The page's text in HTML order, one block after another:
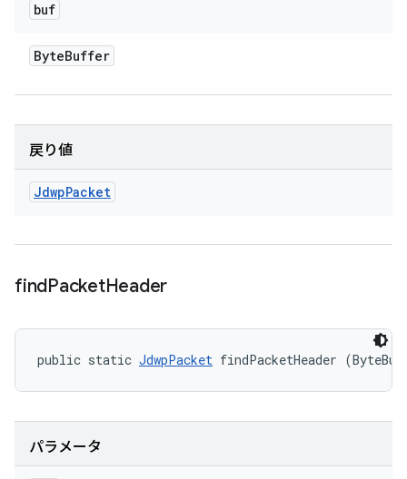
buf
ByteBuffer
戻り値
JdwpPacket
findPacketHeader
public static JdwpPacket findPacketHeader
パラメータ